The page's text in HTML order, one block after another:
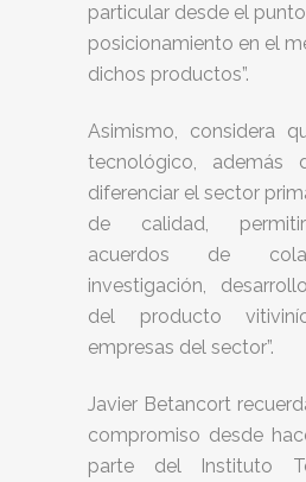
particular desde el
posicionamiento en el
dichos productos”.
Asimismo, considera
tecnológico, además
diferenciar el sector
de calidad,
acuerdos de
investigación,
del producto
empresas del sector”.
Javier Betancort
compromiso desde
parte del Instituto